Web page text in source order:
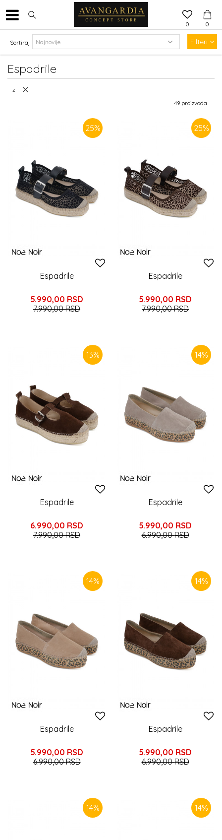
0
0
Espadrile
Sortiraj Filteri
z
49 proizvoda
25%
Espadrile
5.990,00 RSD
7.990,00RSD
25%
Espadrile
5.990,00 RSD
7.990,00RSD
13%
Espadrile
6.990,00 RSD
7.990,00RSD
14%
Espadrile
5.990,00 RSD
6.990,00RSD
14%
Espadrile
5.990,00 RSD
6.990,00RSD
14%
Espadrile
5.990,00 RSD
6.990,00RSD
14% 14%